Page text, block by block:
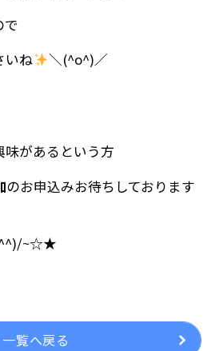
で
いね
＼(^o^)／
味があるという方
のお申込みお待ちしております
~☆★
一覧へ戻る